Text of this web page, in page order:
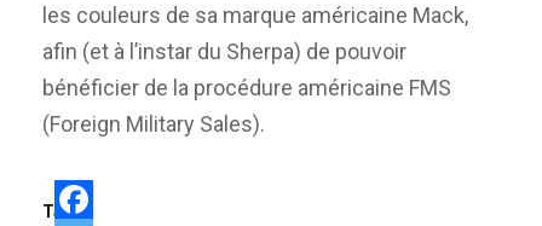
les couleurs de sa marque américaine Mack,
afin (et à l’instar du Sherpa) de pouvoir
bénéficier de la procédure américaine FMS
(Foreign Military Sales).
Tags: